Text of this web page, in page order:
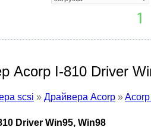
Acorp I-810 Driver
scsi » Драйвера Acorp »
Driver Win95, Win98